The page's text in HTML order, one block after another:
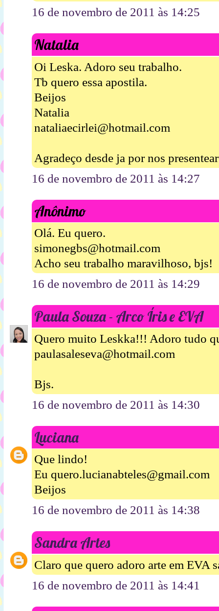
16 de novembro de 2011 às 14:25
Natalia
Oi Leska. Adoro seu trabalho.
Tb quero essa apostila.
Beijos
Natalia
nataliaecirlei@hotmail.com
Agradeço desde ja por nos
16 de novembro de 2011 às 14:27
Anônimo
Olá. Eu quero.
simonegbs@hotmail.com
Acho seu trabalho maravilhoso, bjs!
16 de novembro de 2011 às 14:29
Paula Souza - Arco Íris e EVA
Quero muito Leskka!!! Adoro tudo
paulasaleseva@hotmail.com
Bjs.
16 de novembro de 2011 às 14:30
Luciana
Que lindo!
Eu quero.lucianabteles@gmail.com
Beijos
16 de novembro de 2011 às 14:38
Sandra Artes
Claro que quero adoro arte em EVA
16 de novembro de 2011 às 14:41